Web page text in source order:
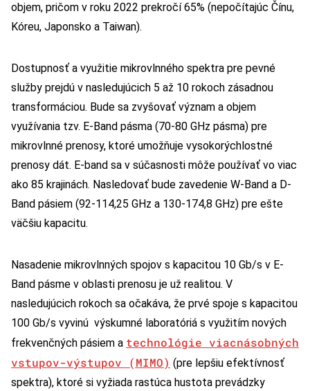
objem, pričom v roku 2022 prekročí 65% (nepočítajúc Čínu,
Kóreu, Japonsko a Taiwan).
Dostupnosť a využitie mikrovlnného spektra pre pevné
služby prejdú v nasledujúcich 5 až 10 rokoch zásadnou
transformáciou. Bude sa zvyšovať význam a objem
využívania tzv. E-Band pásma (70-80 GHz pásma) pre
mikrovlnné prenosy, ktoré umožňuje vysokorýchlostné
prenosy dát. E-band sa v súčasnosti môže používať vo viac
ako 85 krajinách. Nasledovať bude zavedenie W-Band a D-
Band pásiem (92-114,25 GHz a 130-174,8 GHz) pre ešte
väčšiu kapacitu.
Nasadenie mikrovlnných spojov s kapacitou 10 Gb/s v E-
Band pásme v oblasti prenosu je už realitou. V
nasledujúcich rokoch sa očakáva, že prvé spoje s kapacitou
100 Gb/s vyvinú výskumné laboratóriá s využitím nových
frekvenčných pásiem a technológie viacnásobných
vstupov-výstupov (MIMO) (pre lepšiu efektívnosť
spektra), ktoré si vyžiada rastúca hustota prevádzky